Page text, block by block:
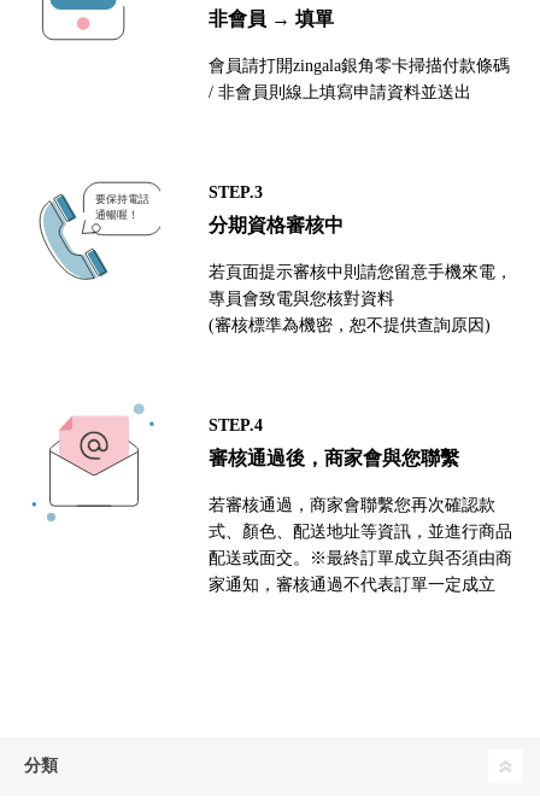
非會員 → 填單
會員請打開zingala銀角零卡掃描付款條碼
/ 非會員則線上填寫申請資料並送出
STEP.3
分期資格審核中
若頁面提示審核中則請您留意手機來電，
專員會致電與您核對資料
(審核標準為機密，恕不提供查詢原因)
STEP.4
審核通過後，商家會與您聯繫
若審核通過，商家會聯繫您再次確認款
式、顏色、配送地址等資訊，並進行商品
配送或面交。※最終訂單成立與否須由商
家通知，審核通過不代表訂單一定成立
分類